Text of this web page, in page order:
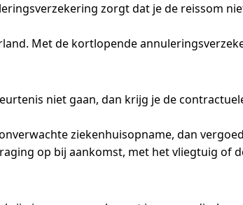
zorgt dat je de reissom
Met de kortlopende
niet gaan, dan krijg je de
ziekenhuisopname, dan
op bij aankomst, met het vliegtuig of